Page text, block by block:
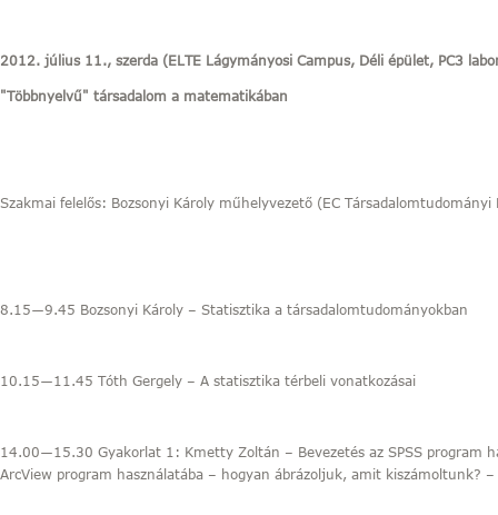
2012. július 11., szerda (ELTE Lágymányosi Campus, Déli épület, PC3
"Többnyelvű" társadalom a matematikában
Szakmai felelős: Bozsonyi Károly műhelyvezető (EC Társadalomtudományi
8.15―9.45 Bozsonyi Károly – Statisztika a társadalomtudományokban
10.15―11.45 Tóth Gergely – A statisztika térbeli vonatkozásai
14.00―15.30 Gyakorlat 1: Kmetty Zoltán – Bevezetés az SPSS program
ArcView program használatába – hogyan ábrázoljuk, amit kiszámoltunk?